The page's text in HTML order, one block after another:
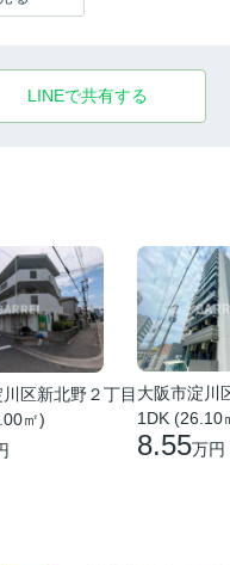
LINEで共有する
区新北野２丁目
㎡)
大阪市淀川
1DK (26.10
8.55万円